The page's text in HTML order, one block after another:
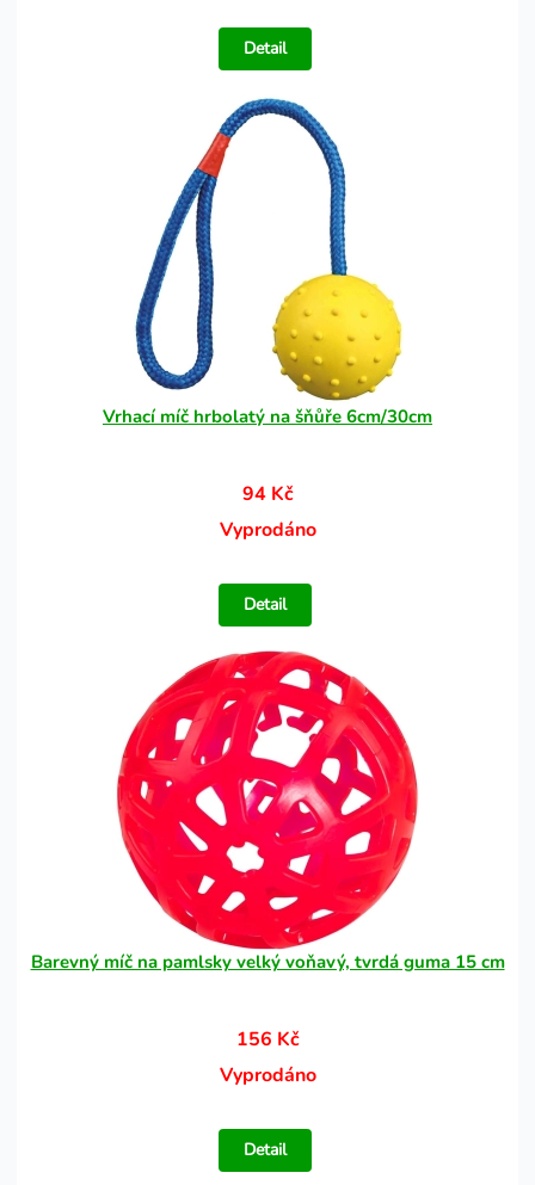
Detail
Vrhací míč hrbolatý na šňůře 6cm/30cm
94 Kč
Vyprodáno
Detail
Barevný míč na pamlsky velký voňavý, tvrdá guma 15 cm
156 Kč
Vyprodáno
Detail